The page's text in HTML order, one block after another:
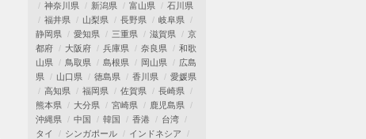
神奈川県
新潟県 富山県
石川県
福井県
山梨県 長野県
岐阜県
静岡県
愛知県 三重県 滋賀県
京
都府
大阪府 兵庫県 奈良県
和歌
山県
鳥取県 島根県 岡山県
広島
県
山口県 徳島県 香川県
愛媛県
高知県
福岡県 佐賀県
長崎県
熊本県
大分県 宮崎県
鹿児島県
沖縄県
中国 韓国 香港
台湾
タイ
シンガポール
インドネシア